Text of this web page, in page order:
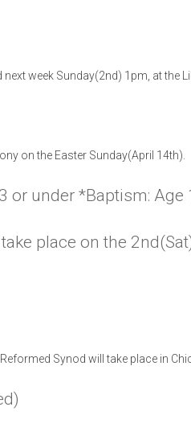
next week Sunday(2nd) 1pm, at the
on the Easter Sunday(April 14th).
or under *Baptism: Age
place on the
Synod will take place in